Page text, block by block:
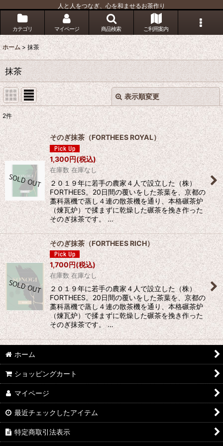
人と人をつなぎ、心を和ませるお茶作り
カテゴリ マイページ 商品検索 ご利用案内
ホーム > 抹茶
抹茶
表示順変更
表示数 :
並び順:
絞り込む
閉じる
2件
そのぎ抹茶（FORTHEES ROYAL）
1,300円(税込)
在庫数 在庫なし
２０１９年に若手の農家４人で設立した（株）
FORTHEES。20日間の覆いをした茶葉を、京都の
藁科蒸機で蒸し４連の散茶機を通り、本格碾茶炉
（煉瓦炉）で揉まずに乾燥した碾茶を挽き作った
そのぎ抹茶です。 …
そのぎ抹茶（FORTHEES RICH）
1,700円(税込)
在庫数 在庫なし
２０１９年に若手の農家４人で設立した（株）
FORTHEES。20日間の覆いをした茶葉を、京都の
藁科蒸機で蒸し４連の散茶機を通り、本格碾茶炉
（煉瓦炉）で揉まずに乾燥した碾茶を挽き作った
そのぎ抹茶です。 …
ホーム
ショッピングカート
マイページ
最近チェックしたアイテム
特定商取引法表示